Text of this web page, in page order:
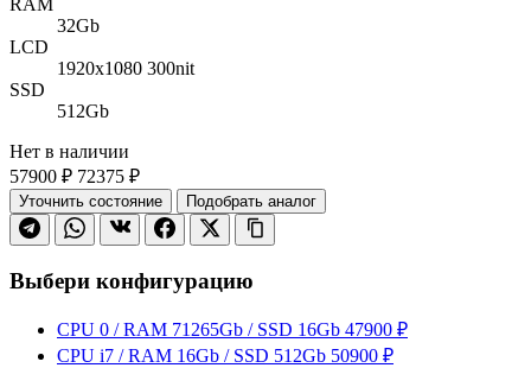
32Gb
LCD
1920x1080 300nit
SSD
512Gb
Нет в наличии
57900 ₽ 72375 ₽
Уточнить состояние Подобрать аналог
Выбери конфигурацию
CPU 0 / RAM 71265Gb / SSD 16Gb 47900 ₽
CPU i7 / RAM 16Gb / SSD 512Gb 50900 ₽